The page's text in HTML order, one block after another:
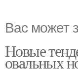
Вас может
Новые
овальных